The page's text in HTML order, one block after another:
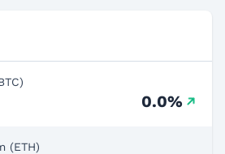
0.0%
(ETH)